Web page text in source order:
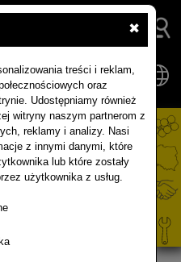
✖
treści i reklam,
oraz
Udostępniamy również
witryny naszym partnerom z
reklamy i analizy. Nasi
z innymi danymi, które
lub które zostały
użytkownika z usług.
stanu
21.04.2022